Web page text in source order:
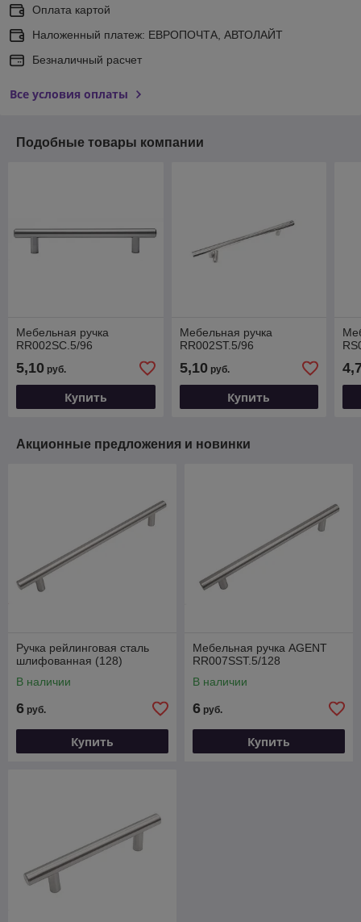
Оплата картой
Наложенный платеж: ЕВРОПОЧТА, АВТОЛАЙТ
Безналичный расчет
Все условия оплаты
Подобные товары компании
Мебельная ручка
RR002SC.5/96
5,10 руб.
Купить
Мебельная ручка
RR002ST.5/96
5,10руб.
Купить
Акционные предложения и новинки
Ручка рейлинговая сталь
шлифованная (128)
В наличии
6 руб.
Купить
Мебельная ручка AGENT
RR007SST.5/128
В наличии
6 руб.
Купить